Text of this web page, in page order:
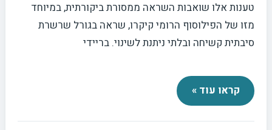
טענות אלו שואבות השראה ממסורת ביקורתית, במיוחד
מזו של הפילוסוף הרומי קיקרו, שראה בגורל שרשרת
סיבתית קשיחה ובלתי ניתנת לשינוי. בריידי
קראו עוד »